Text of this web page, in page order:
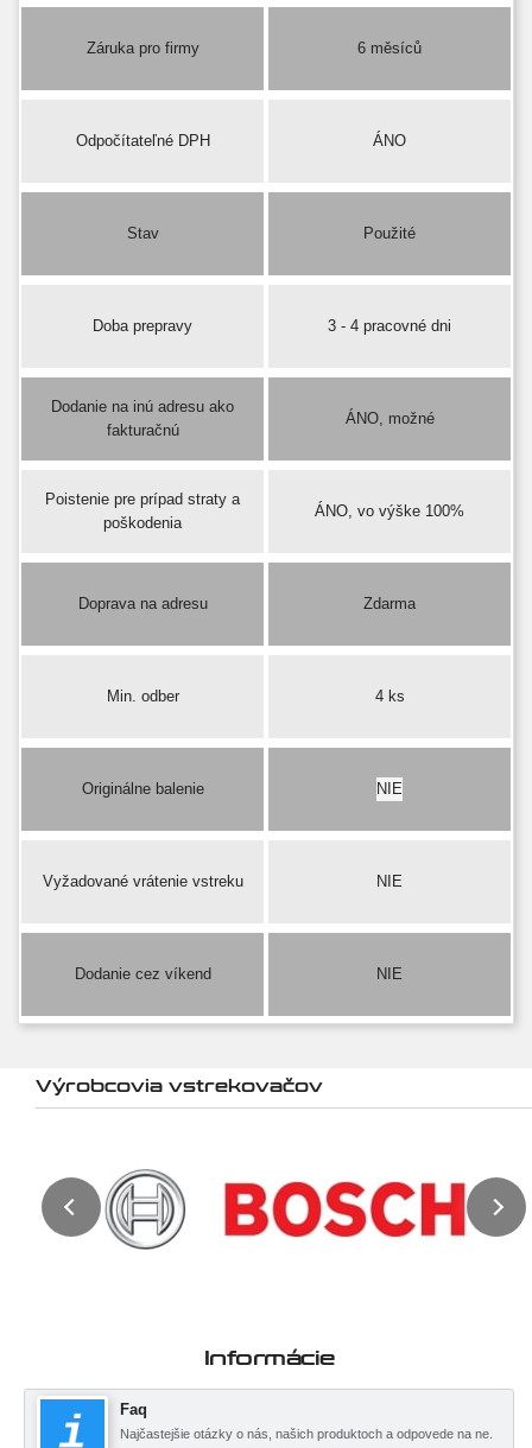
Záruka pro firmy 6 měsíců
Odpočítateľné DPH ÁNO
Stav Použité
Doba prepravy 3 - 4 pracovné dni
Dodanie na inú adresu ako
fakturačnú
ÁNO, možné
Poistenie pre prípad straty a
poškodenia
ÁNO, vo výške 100%
Doprava na adresu Zdarma
Min. odber 4 ks
Originálne balenie NIE
Vyžadované vrátenie vstreku NIE
Dodanie cez víkend NIE
Výrobcovia vstrekovačov
Informácie
Faq
Najčastejšie otázky o nás, našich produktoch a odpovede na ne.